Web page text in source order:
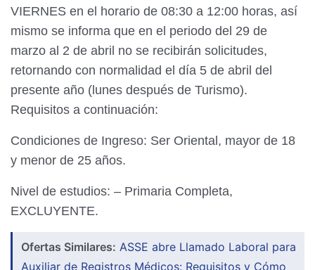
VIERNES en el horario de 08:30 a 12:00 horas, así
mismo se informa que en el periodo del 29 de
marzo al 2 de abril no se recibirán solicitudes,
retornando con normalidad el día 5 de abril del
presente año (lunes después de Turismo).
Requisitos a continuación:
Condiciones de Ingreso: Ser Oriental, mayor de 18
y menor de 25 años.
Nivel de estudios: – Primaria Completa,
EXCLUYENTE.
Ofertas Similares: ASSE abre Llamado Laboral para
Auxiliar de Registros Médicos: Requisitos y Cómo